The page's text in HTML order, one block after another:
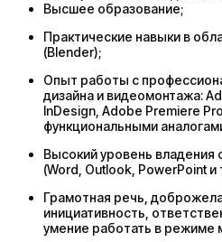
Высшее образование;
Практические навыки в
(Blender);
Опыт работы с
дизайна и видеомонтажа:
InDesign, Adobe Premiere
функциональными
Высокий уровень
(Word, Outlook, PowerPoint и
Грамотная речь,
инициативность,
умение работать в режиме